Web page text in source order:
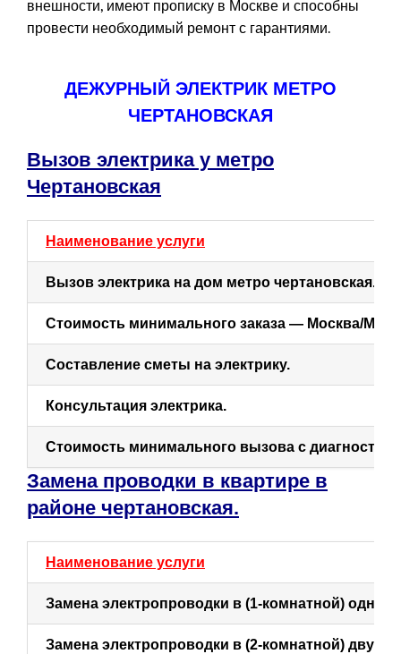
внешности, имеют прописку в Москве и способны
провести необходимый ремонт с гарантиями.
ДЕЖУРНЫЙ ЭЛЕКТРИК МЕТРО
ЧЕРТАНОВСКАЯ
Вызов электрика у метро
Чертановская
Наименование услуги
Вызов электрика на дом метро чертановская.
Стоимость минимального заказа — Москва/МО.
Составление сметы на электрику.
Консультация электрика.
Стоимость минимального вызова с
Замена проводки в квартире в
районе чертановская.
Наименование услуги
Замена электропроводки в (1-комнатной)
Замена электропроводки в (2-комнатной)